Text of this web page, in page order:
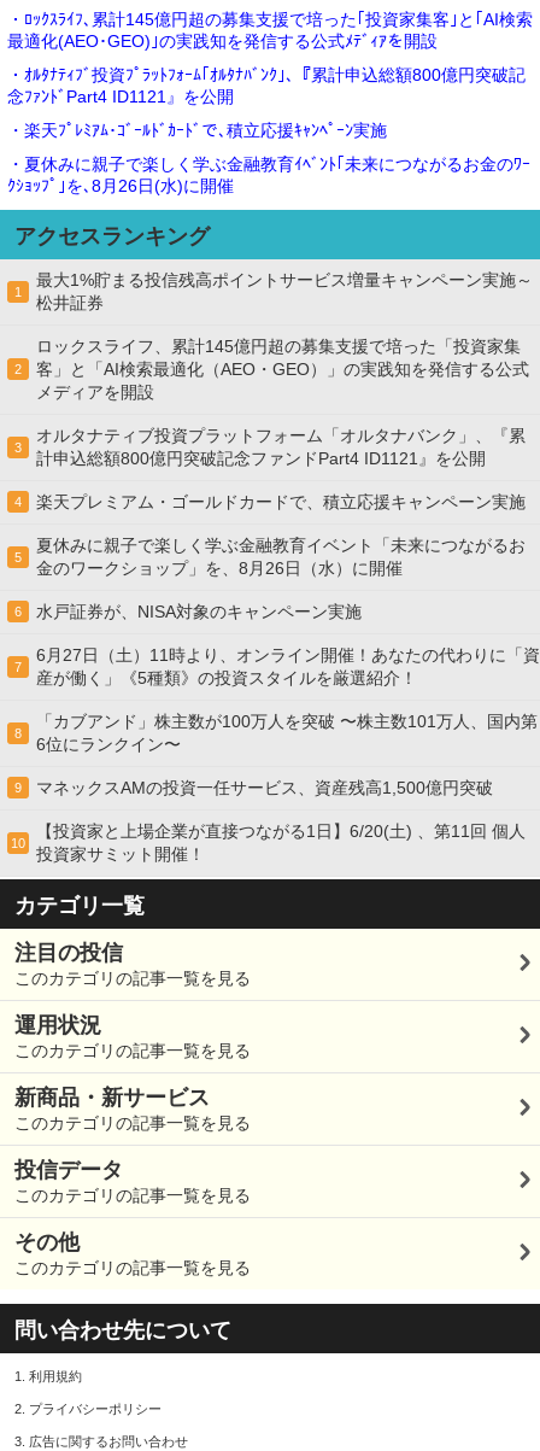
・ﾛｯｸｽﾗｲﾌ､累計145億円超の募集支援で培った｢投資家集客｣と｢AI検索
最適化(AEO･GEO)｣の実践知を発信する公式ﾒﾃﾞｨｱを開設
・ｵﾙﾀﾅﾃｨﾌﾞ投資ﾌﾟﾗｯﾄﾌｫｰﾑ｢ｵﾙﾀﾅﾊﾞﾝｸ｣､『累計申込総額800億円突破記
念ﾌｧﾝﾄﾞPart4 ID1121』を公開
・楽天ﾌﾟﾚﾐｱﾑ･ｺﾞｰﾙﾄﾞｶｰﾄﾞで､積立応援ｷｬﾝﾍﾟｰﾝ実施
・夏休みに親子で楽しく学ぶ金融教育ｲﾍﾞﾝﾄ｢未来につながるお金のﾜｰ
ｸｼｮｯﾌﾟ｣を､8月26日(水)に開催
アクセスランキング
1
最大1%貯まる投信残高ポイントサービス増量キャンペーン実施～
松井証券
2
ロックスライフ、累計145億円超の募集支援で培った「投資家集
客」と「AI検索最適化（AEO・GEO）」の実践知を発信する公式
メディアを開設
3
オルタナティブ投資プラットフォーム「オルタナバンク」、『累
計申込総額800億円突破記念ファンドPart4 ID1121』を公開
4 楽天プレミアム・ゴールドカードで、積立応援キャンペーン実施
5
夏休みに親子で楽しく学ぶ金融教育イベント「未来につながるお
金のワークショップ」を、8月26日（水）に開催
6 水戸証券が、NISA対象のキャンペーン実施
7
6月27日（土）11時より、オンライン開催！あなたの代わりに「資
産が働く」《5種類》の投資スタイルを厳選紹介！
8
「カブアンド」株主数が100万人を突破 〜株主数101万人、国内第
6位にランクイン〜
9 マネックスAMの投資一任サービス、資産残高1,500億円突破
10
【投資家と上場企業が直接つながる1日】6/20(土) 、第11回 個人
投資家サミット開催！
カテゴリ一覧
注目の投信
このカテゴリの記事一覧を見る
運用状況
このカテゴリの記事一覧を見る
新商品・新サービス
このカテゴリの記事一覧を見る
投信データ
このカテゴリの記事一覧を見る
その他
このカテゴリの記事一覧を見る
問い合わせ先について
1. 利用規約
2. プライバシーポリシー
3. 広告に関するお問い合わせ